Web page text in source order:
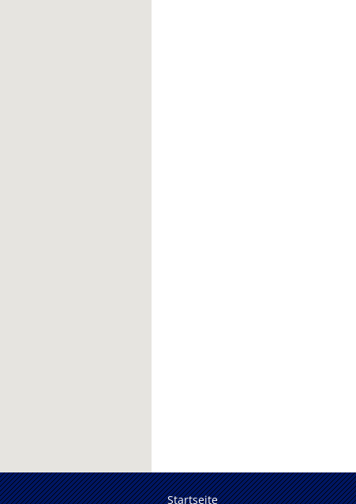
Startseite